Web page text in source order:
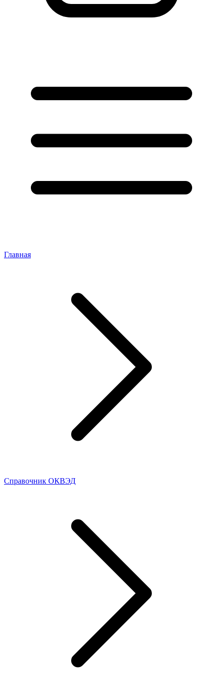
Главная
Справочник ОКВЭД